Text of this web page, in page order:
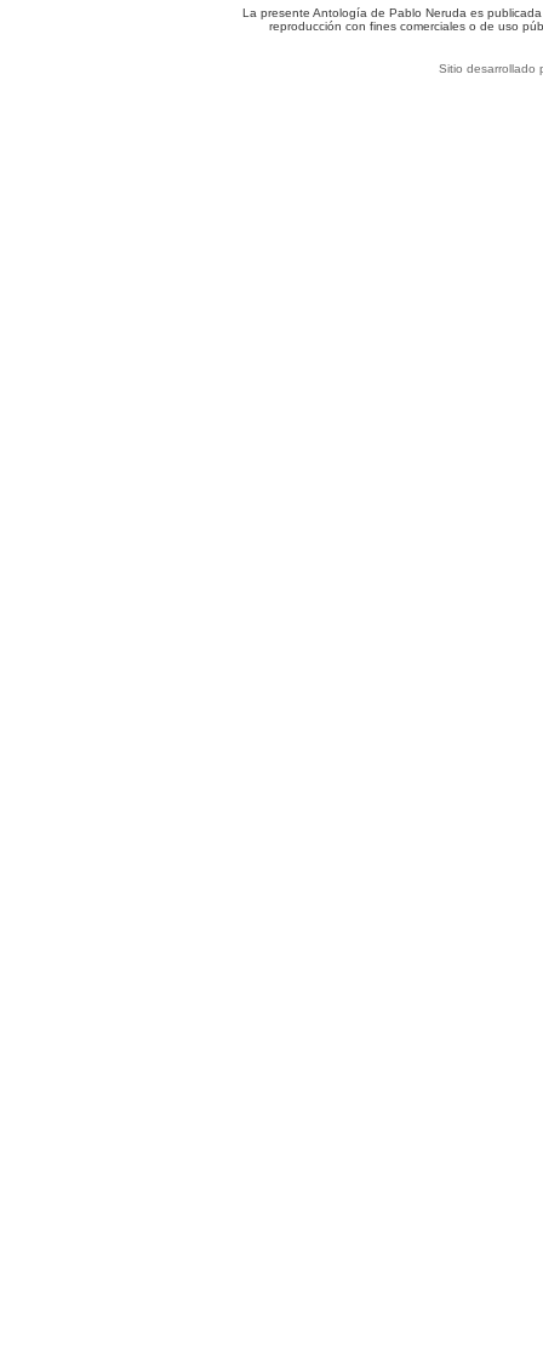
La presente Antología de Pablo Neruda es
reproducción con fines comerciales o de uso
Sitio desarrollado